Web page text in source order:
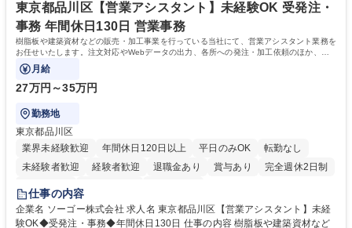
未満のため、無理なく経理として専門性を身につけられる環境です。 学
歴・資格 学歴：大学院 大学 高専 短大 専修学校 高校 語学力： 資格：日商
簿記検定1級 日商簿記検定2級
東京都品川区【営業アシスタント】未経験OK 受発注・
事務 年間休日130日 営業事務
樹脂板や建築資材などの販売・加工事業を行っている当社にて、営業アシスタント業務を
お任せいたします。注文対応やWebデータの出力、各所への発注・加工依頼のほか、電
話・メール対応等の事務業務を担当します。
月給
27万円～35万円
勤務地
東京都品川区
業界未経験歓迎
年間休日120日以上 平日のみOK
転勤なし
未経験者歓迎
経験者歓迎 退職金あり 賞与あり
完全週休2日制
交通費支給
仕事の内容
企業名 ソーゴー株式会社 求人名 東京都品川区【営業アシスタント】未経
験OK◆受発注・事務◆年間休日130日 仕事の内容 樹脂板や建築資材など